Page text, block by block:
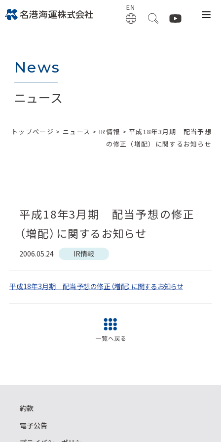
News
ニュース
トップページ > ニュース >IR情報 > 平成18年3月期 配当予想
の修正（増配）に関するお知らせ
平成18年3月期 配当予想の修正
（増配）に関するお知らせ
2006.05.24 IR情報
平成18年3月期 配当予想の修正（増配）に関するお知らせ
約款
電子公告